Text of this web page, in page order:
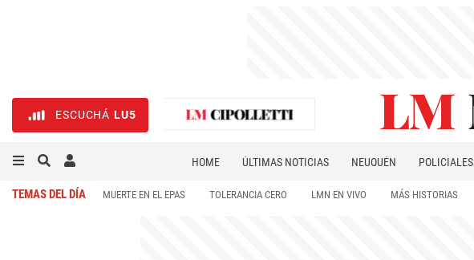
ESCUCHÁ LU5
HOME ÚLTIMAS NOTICIAS NEUQUÉN POLICIALES
TEMAS DEL DÍA MUERTE EN EL EPAS TOLERANCIA CERO LMN EN VIVO MÁS HISTORIAS